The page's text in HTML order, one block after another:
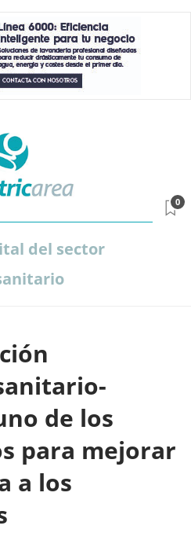
del sector
0
de los
para mejorar
a los